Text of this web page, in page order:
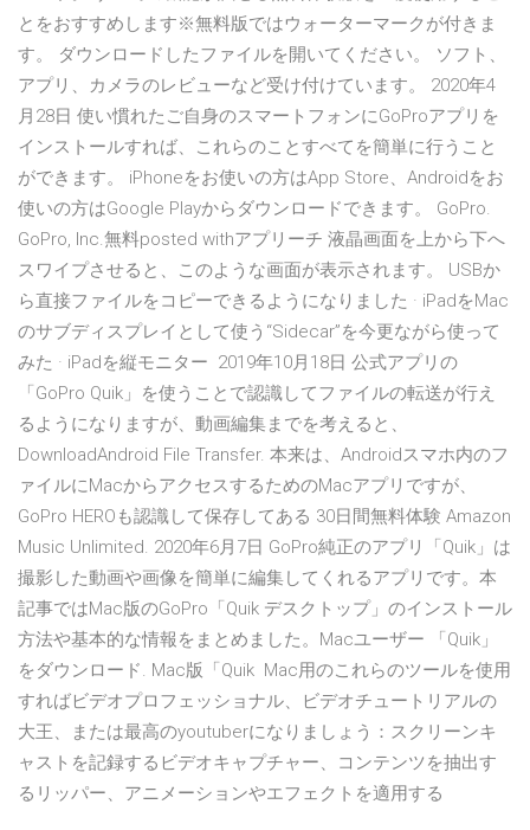
とをおすすめします※無料版ではウォーターマークが付きま
す。 ダウンロードしたファイルを開いてください。 ソフト、
アプリ、カメラのレビューなど受け付けています。 2020年4
月28日 使い慣れたご自身のスマートフォンにGoProアプリを
インストールすれば、これらのことすべてを簡単に行うこと
ができます。 iPhoneをお使いの方はApp Store、Androidをお
使いの方はGoogle Playからダウンロードできます。 GoPro.
GoPro, Inc.無料posted withアプリーチ 液晶画面を上から下へ
スワイプさせると、このような画面が表示されます。 USBか
ら直接ファイルをコピーできるようになりました · iPadをMac
のサブディスプレイとして使う“Sidecar”を今更ながら使って
みた · iPadを縦モニター 2019年10月18日 公式アプリの
「GoPro Quik」を使うことで認識してファイルの転送が行え
るようになりますが、動画編集までを考えると、
DownloadAndroid File Transfer. 本来は、Androidスマホ内のフ
ァイルにMacからアクセスするためのMacアプリですが、
GoPro HEROも認識して保存してある 30日間無料体験 Amazon
Music Unlimited. 2020年6月7日 GoPro純正のアプリ「Quik」は
撮影した動画や画像を簡単に編集してくれるアプリです。本
記事ではMac版のGoPro「Quik デスクトップ」のインストール
方法や基本的な情報をまとめました。Macユーザー 「Quik」
をダウンロード. Mac版「Quik Mac用のこれらのツールを使用
すればビデオプロフェッショナル、ビデオチュートリアルの
大王、または最高のyoutuberになりましょう：スクリーンキ
ャストを記録するビデオキャプチャー、コンテンツを抽出す
るリッパー、アニメーションやエフェクトを適用する